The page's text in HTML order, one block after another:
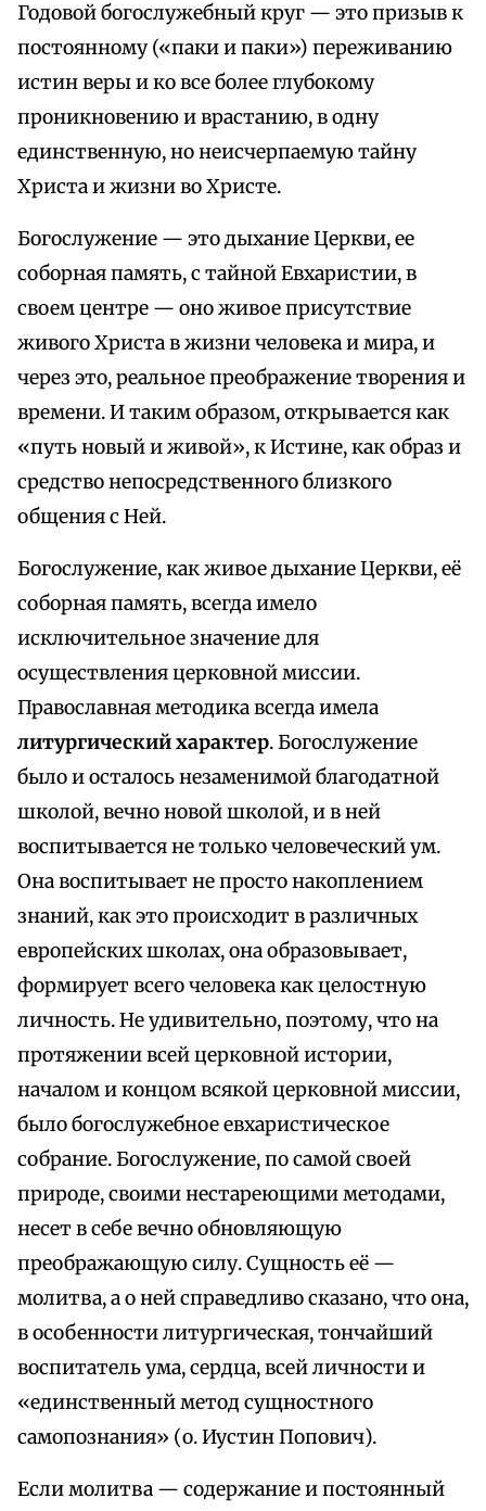
Годовой богослужебный круг — это призыв к
постоянному («паки и паки») переживанию
истин веры и ко все более глубокому
проникновению и врастанию, в одну
единственную, но неисчерпаемую тайну
Христа и жизни во Христе.
Богослужение — это дыхание Церкви, ее
соборная память, с тайной Евхаристии, в
своем центре — оно живое присутствие
живого Христа в жизни человека и мира, и
через это, реальное преображение творения и
времени. И таким образом, открывается как
«путь новый и живой», к Истине, как образ и
средство непосредственного близкого
общения с Ней.
Богослужение, как живое дыхание Церкви, её
соборная память, всегда имело
исключительное значение для
осуществления церковной миссии.
Православная методика всегда имела
литургический характер. Богослужение
было и осталось незаменимой благодатной
школой, вечно новой школой, и в ней
воспитывается не только человеческий ум.
Она воспитывает не просто накоплением
знаний, как это происходит в различных
европейских школах, она образовывает,
формирует всего человека как целостную
личность. Не удивительно, поэтому, что на
протяжении всей церковной истории,
началом и концом всякой церковной миссии,
было богослужебное евхаристическое
собрание. Богослужение, по самой своей
природе, своими нестареющими методами,
несет в себе вечно обновляющую
преображающую силу. Сущность её —
молитва, а о ней справедливо сказано, что она,
в особенности литургическая, тончайший
воспитатель ума, сердца, всей личности и
«единственный метод сущностного
самопознания» (о. Иустин Попович).
Если молитва — содержание и постоянный